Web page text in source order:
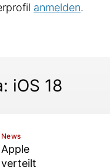
anmelden.
iOS 18
News
Apple
verteilt